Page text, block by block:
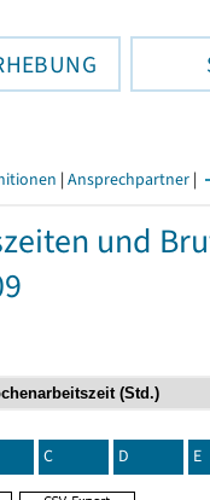
| Ansprechpartner |
und
C D E